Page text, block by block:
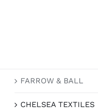
FARROW & BALL
CHELSEA TEXTILES